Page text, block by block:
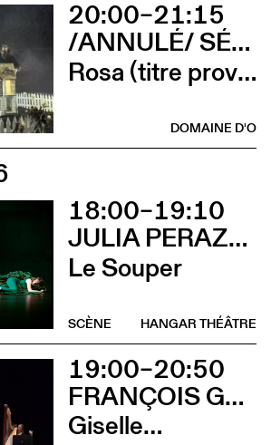
20:00–21:15
/ANNULÉ/ SÉVERINE CHAVRIER
Rosa (titre provisoire)
DOMAINE D'O
18:00–19:10
JULIA PERAZZINI
Le Souper
HANGAR THÉÂTRE
SCÈNE
19:00–20:50
FRANÇOIS GREMAUD
Giselle…